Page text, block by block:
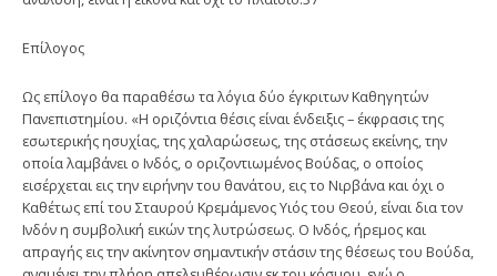
Επίλογος
Ως επίλογο θα παραθέσω τα λόγια δύο έγκριτων Καθηγητών
Πανεπι­στημίου. «Η οριζόντια θέσις είναι ένδειξις – έκφρασις της
εσωτερικής ησυ­χίας, της χαλαρώσεως, της στάσεως εκείνης, την
οποία λαμβάνει ο Ινδός, ο οριζοντιωμένος Βούδας, ο οποίος
εισέρχεται εις την ειρήνην του θανάτου, εις το Νιρβάνα και όχι ο
Καθέτως επί του Σταυρού Κρεμάμενος Υιός του Θεού, είναι δια τον
Ινδόν η συμβολική εικών της λυτρώσεως. Ο Ινδός, ήρεμος και
απραγής εις την ακίνητον σημαντικήν στάσιν της θέσεως του Βούδα,